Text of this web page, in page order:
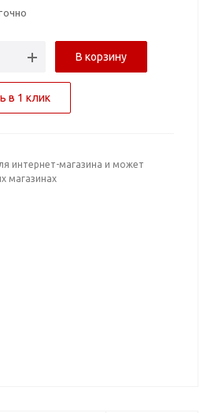
В корзину
в 1 клик
интернет-магазина и может
магазинах